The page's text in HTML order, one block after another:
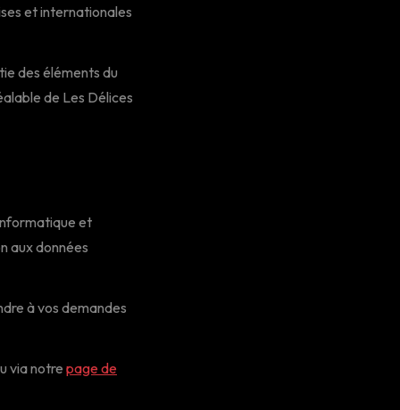
et internationales
des éléments du
de Les Délices
et
aux données
à vos demandes
via notre page de